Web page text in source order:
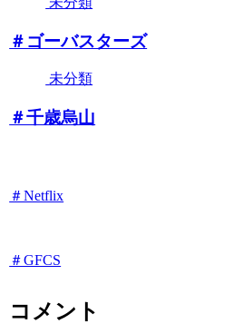
＃ゴーバスターズ
未分類
＃千歳烏山
＃Netflix
＃GFCS
コメント